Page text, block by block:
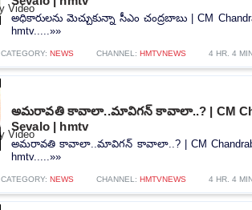
అధికారులను మెచ్చుకున్నా సీఎం చంద్రబాబు | CM
hmtv.....»»
CATEGORY: NEWS CHANNEL: HMTVNEWS 4 HR. 4
అమరావతి కావాలా..మావిగన్‌ కావాలా..? | CM
Sevalo | hmtv
అమరావతి కావాలా..మావిగన్‌ కావాలా..? | CM
hmtv.....»»
CATEGORY: NEWS CHANNEL: HMTVNEWS 4 HR. 4